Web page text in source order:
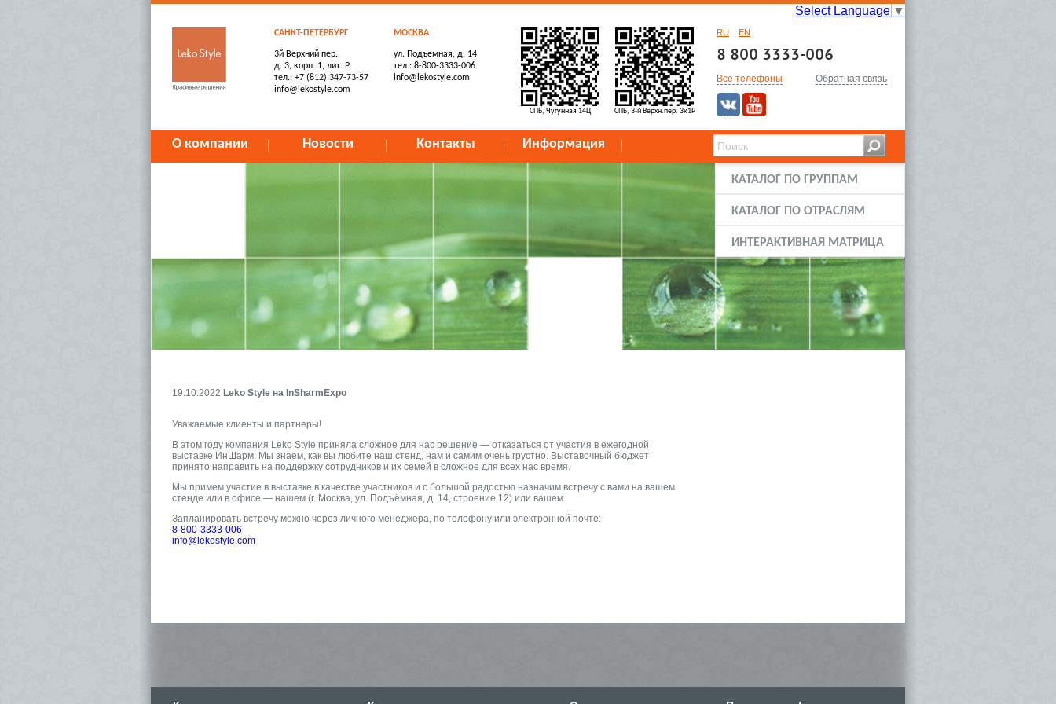
Select Language ▼
САНКТ-ПЕТЕРБУРГ
3й Верхний пер.,
д. 3, корп. 1, лит. Р
тел.: +7 (812) 347-73-57
info@lekostyle.com
МОСКВА
ул. Подъемная, д. 14
тел.: 8-800-3333-006
info@lekostyle.com
СПБ, Чугунная 14Ц СПБ, 3-й Верхн.пер. 3к1Р
RU EN
8 800 3333-006
Все телефоны Обратная связь
О компании Новости Контакты Информация
КАТАЛОГ ПО ГРУППАМ
КАТАЛОГ ПО ОТРАСЛЯМ
ИНТЕРАКТИВНАЯ МАТРИЦА
19.10.2022 Leko Style на InSharmExpo
Уважаемые клиенты и партнеры!
В этом году компания Leko Style приняла сложное для нас решение — отказаться от участия в ежегодной
выставке ИнШарм. Мы знаем, как вы любите наш стенд, нам и самим очень грустно. Выставочный бюджет
принято направить на поддержку сотрудников и их семей в сложное для всех нас время.
Мы примем участие в выставке в качестве участников и с большой радостью назначим встречу с вами на вашем
стенде или в офисе — нашем (г. Москва, ул. Подъёмная, д. 14, строение 12) или вашем.
Запланировать встречу можно через личного менеджера, по телефону или электронной почте:
8-800-3333-006
info@lekostyle.com